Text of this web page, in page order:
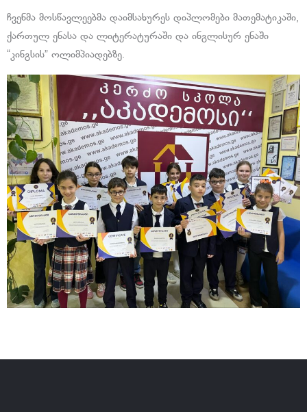
ჩვენმა მოსწავლეებმა დაიმსახურეს დიპლომები მათემატიკაში,
ქართულ ენასა და ლიტერატურაში და ინგლისურ ენაში
“კინგსის” ოლიმპიადებზე.